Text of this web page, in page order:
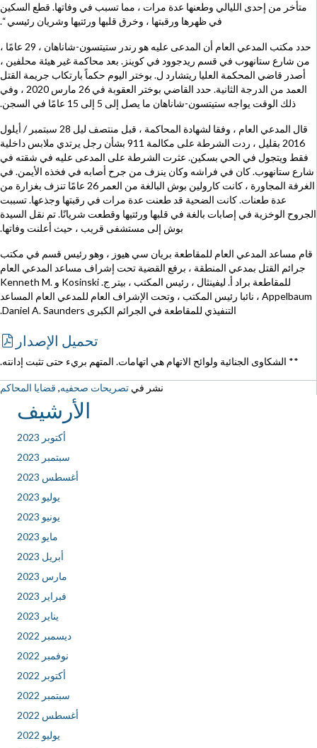
متأخر من إحدى الليالي وطعنها عدة مرات ، مما تسبب في وفاتها. قطع السكين
في ظهرها ورقبتها ، وخرق قلبها ورئتيها وشريان رئيسي “.
حدد مكتب المدعي العام أن المدعى عليه هو رندر ستيتسون-شاناهان ، 29 عامًا ،
من شارع ستانهوب في قسم ريدجوود في كوينز. بعد محاكمة غير هيئة محلفين ،
أصدر قاضي المحكمة العليا ريتشارد ل. بوختر اليوم حكماً بارتكاب جريمة القتل
العمد من الدرجة الثانية. حدد القاضي بوختر العقوبة في 26 مارس 2020 ، وفي
ذلك الوقت يواجه ستيتسون-شاناهان ما يصل إلى 5 إلى 15 عامًا في السجن.
قال المدعي العام ، وفقا لشهادة المحاكمة ، قبل منتصف ليل 28 سبتمبر / أيلول
2016 بقليل ، ردت الشرطة على مكالمة 911 بشأن رجل يرتدي ملابس داخلية
فقط ويتجول في الحي بسكين. عثرت الشرطة على المدعى عليه في شقته في
شارع ستانهوب. كان في فراشه وكان ينزف من جرح أصابه في فخذه الأيمن. في
الغرفة المجاورة ، كانت كارولين بوش البالغة من العمر 26 عامًا تنزف بغزارة من
عدة طعنات. كانت الضحية قد طعنت عدة مرات في رقبتها وجذعها. تسببت
الجروح الوخزية في إصابات بالغة في قلبها ورئتيها وقطعت شريانًا. تم نقل السيدة
بوش إلى مستشفى قريب ، حيث أعلنت وفاتها.
قام مساعد المدعي العام للمقاطعة بريان سي هيوز ، وهو رئيس قسم في مكتب
جرائم القتل بمدعي المنطقة ، برفع القضية تحت إشراف مساعد المدعي العام
للمقاطعة براد أ. ليفينثال ، رئيس المكتب ، بيتر ج. Kosinski و Kenneth M.
Appelbaum ، نائبا رئيس المكتب ، وتحت الإشراف العام للمدعي العام المساعد
التنفيذي للمقاطعة في الجرائم الكبرى Daniel A. Saunders.
تحميل الإصدار
** الشكاوى الجنائية ولوائح الاتهام هي اتهامات. المتهم بريء حتى تثبت إدانته.
نشر في تصريحات صحفيه, قضايا المحاكم
الأرشيف
أكتوبر 2023
سبتمبر 2023
أغسطس 2023
يوليو 2023
يونيو 2023
مايو 2023
أبريل 2023
مارس 2023
فبراير 2023
يناير 2023
ديسمبر 2022
نوفمبر 2022
أكتوبر 2022
سبتمبر 2022
أغسطس 2022
يوليو 2022